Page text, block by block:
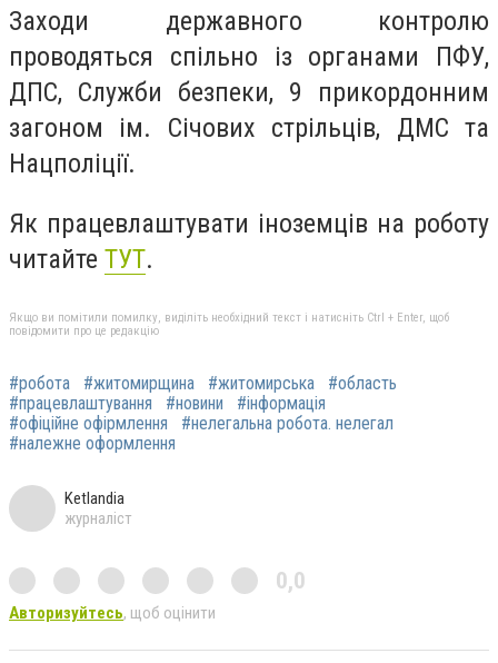
Заходи державного контролю
проводяться спільно із органами ПФУ,
ДПС, Служби безпеки, 9 прикордонним
загоном ім. Січових стрільців, ДМС та
Нацполіції.
Як працевлаштувати іноземців на роботу
читайте ТУТ.
Якщо ви помітили помилку, виділіть необхідний текст і натисніть Ctrl + Enter, щоб
повідомити про це редакцію
#робота #житомирщина #житомирська
#область
#працевлаштування
#новини
#інформація
#офіційне офірмлення
#нелегальна робота. нелегал
#належне оформлення
Ketlandia
журналіст
0,0
Авторизуйтесь, щоб оцінити